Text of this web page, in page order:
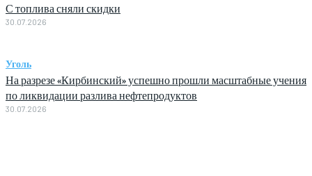
С топлива сняли скидки
30.07.2026
Уголь
На разрезе «Кирбинский» успешно прошли масштабные учения
по ликвидации разлива нефтепродуктов
30.07.2026